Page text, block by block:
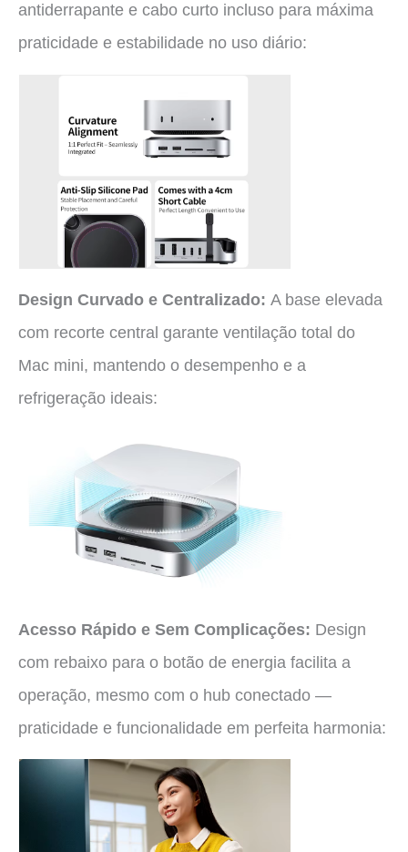
antiderrapante e cabo curto incluso para máxima
praticidade e estabilidade no uso diário:
Design Curvado e Centralizado: A base elevada
com recorte central garante ventilação total do
Mac mini, mantendo o desempenho e a
refrigeração ideais:
Acesso Rápido e Sem Complicações: Design
com rebaixo para o botão de energia facilita a
operação, mesmo com o hub conectado —
praticidade e funcionalidade em perfeita harmonia: